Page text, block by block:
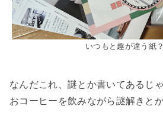
いつもと趣が違う紙
なんだこれ、謎とか書いてあるじゃ
おコーヒーを飲みながら謎解きと